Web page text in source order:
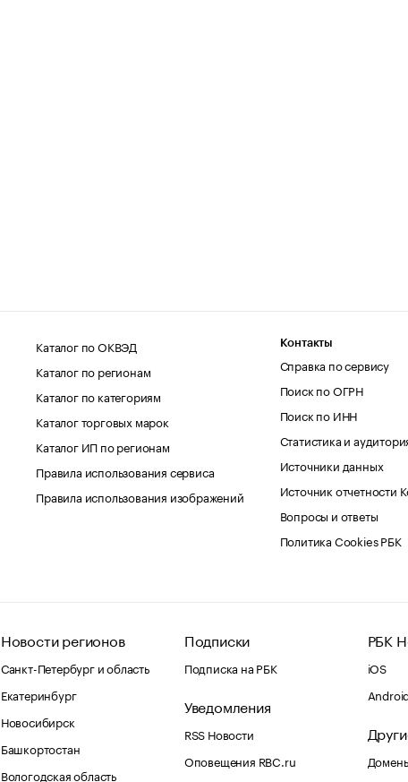
Каталог по ОКВЭД
Каталог по регионам
Каталог по категориям
Каталог торговых марок
Каталог ИП по регионам
Правила использования сервиса
Правила использования изображений
Контакты
Справка по сервису
Поиск по ОГРН
Поиск по ИНН
Статистика и
Источники данных
Источник отчетности
Вопросы и ответы
Политика Cookies РБК
Новости регионов
Санкт-Петербург и область
Екатеринбург
Новосибирск
Башкортостан
Вологодская область
Подписки
Подписка на РБК
Уведомления
RSS Новости
Оповещения RBC.ru
РБК
iOS